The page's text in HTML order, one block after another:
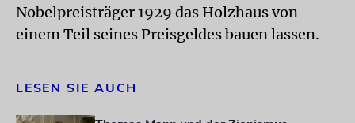
Nobelpreisträger 1929 das Holzhaus von
einem Teil seines Preisgeldes bauen lassen.
LESEN SIE AUCH